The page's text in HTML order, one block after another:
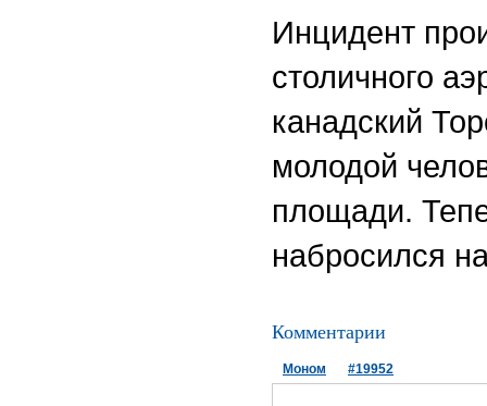
Инцидент
столичного
канадский
молодой
площади.
набросился
Комментарии
Моном #19952